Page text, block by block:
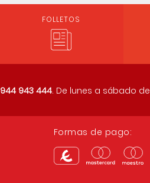
FOLLETOS
944 943 444. De lunes a sábado de
Formas de pago: